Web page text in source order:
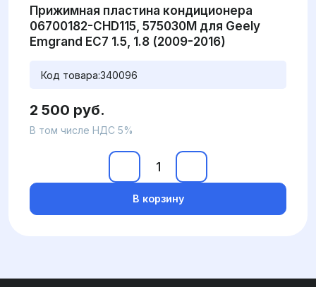
Прижимная пластина кондиционера
06700182-CHD115, 575030M для Geely
Emgrand EC7 1.5, 1.8 (2009-2016)
Код товара:340096
2 500 руб.
В том числе НДС 5%
В корзину